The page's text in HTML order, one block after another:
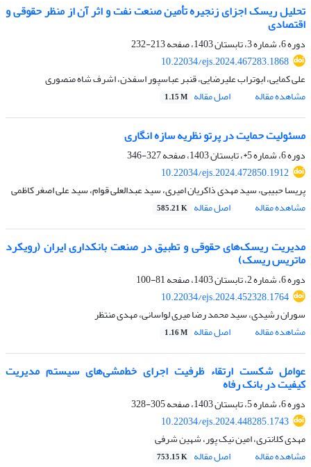
تحلیل ریسک اجزای زنجیره تأمین صنعت نفت و اثر آن از منظر حقوقی و
اقتصادی
دوره 6، شماره 3، تابستان 1403، صفحه
213-232
10.22034/ejs.2024.467283.1868
علی کمایی، ابوتراب علیرضایی، قنبر عباسپور اسفدن، اشرف شاه منصوری
مشاهده مقاله
اصل مقاله 1.15 M
مسئولیت حمایت در پرتو نظریه سازه انگاری
دوره 6، شماره 5*، تابستان 1403، صفحه
327-346
10.22034/ejs.2024.472850.1912
پریسا حبیبی، سید مهدی ذاکریان امیری، سید عبدالعلی قوام، سید علی اصغر کاظمی
مشاهده مقاله
اصل مقاله 585.21 K
مدیریت ریسک‌های حقوقی و تطبیق در صنعت بانکداری ایران (رویکرد
ماتریس ریسک)
دوره 6، شماره 2، تابستان 1403، صفحه
81-100
10.22034/ejs.2024.452328.1764
سوران رشیدی، سید محمد رضا میری لواسانی، مهدی منتظر
مشاهده مقاله
اصل مقاله 1.16 M
عوامل شکست ارتقاء ظرفیت اجرای خط‌مشی‌های سیستم مدیریت
کیفیت در بانک رفاه
دوره 6، شماره 5، تابستان 1403، صفحه
305-328
10.22034/ejs.2024.448285.1743
مهدی کلانتری، امین نیک پور، شهین شرفی
مشاهده مقاله
اصل مقاله 753.15 K